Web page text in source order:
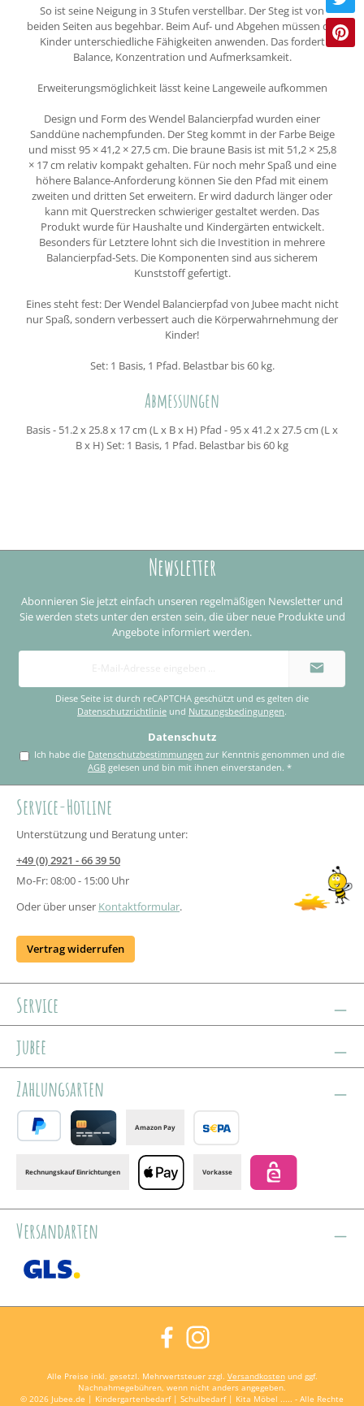
So ist seine Neigung in 3 Stufen verstellbar. Der Steg ist von
beiden Seiten aus begehbar. Beim Auf- und Abgehen müssen die
Kinder unterschiedliche Fähigkeiten anwenden. Das fordert
Balance, Konzentration und Aufmerksamkeit.
Erweiterungsmöglichkeit lässt keine Langeweile aufkommen
Design und Form des Wendel Balancierpfad wurden einer
Sanddüne nachempfunden. Der Steg kommt in der Farbe Beige
und misst 95 × 41,2 × 27,5 cm. Die braune Basis ist mit 51,2 × 25,8
× 17 cm relativ kompakt gehalten. Für noch mehr Spaß und eine
höhere Balance-Anforderung können Sie den Pfad mit einem
zweiten und dritten Set erweitern. Er wird dadurch länger oder
kann mit Querstrecken schwieriger gestaltet werden. Das
Produkt wurde für Haushalte und Kindergärten entwickelt.
Besonders für Letztere lohnt sich die Investition in mehrere
Balancierpfad-Sets. Die Komponenten sind aus sicherem
Kunststoff gefertigt.
Eines steht fest: Der Wendel Balancierpfad von Jubee macht nicht
nur Spaß, sondern verbessert auch die Körperwahrnehmung der
Kinder!
Set: 1 Basis, 1 Pfad. Belastbar bis 60 kg.
Abmessungen
Basis - 51.2 x 25.8 x 17 cm (L x B x H) Pfad - 95 x 41.2 x 27.5 cm (L x
B x H) Set: 1 Basis, 1 Pfad. Belastbar bis 60 kg
Newsletter
Abonnieren Sie jetzt einfach unseren regelmäßigen Newsletter und
Sie werden stets unter den ersten sein, die über neue Produkte und
Angebote informiert werden.
E-
Adresse
Diese Seite ist durch reCAPTCHA geschützt und es gelten die
Datenschutzrichtlinie und Nutzungsbedingungen.
Datenschutz
Ich habe die Datenschutzbestimmungen
AGB gelesen und bin mit ihnen einverstanden.*
Service-Hotline
Unterstützung und Beratung unter:
+49 (0) 2921 - 66 39 50
Mo-Fr: 08:00 - 15:00 Uhr
Oder über unser Kontaktformular.
Vertrag widerrufen
Service
jubee
Zahlungsarten
Amazon Pay
Banktransfer
Rechnungskauf Einrichtungen Vorkasse
Versandarten
FacebookInstagram
Alle Preise inkl. gesetzl. Mehrwertsteuer zzgl. Versandkostenund ggf.
Nachnahmegebühren, wenn nicht anders angegeben.
© 2026 Jubee.de | Kindergartenbedarf | Schulbedarf | Kita Möbel ..... - Alle Rechte